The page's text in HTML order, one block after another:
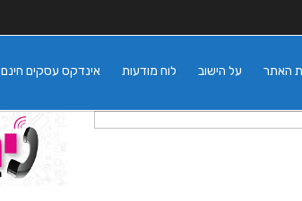
אינדקס עסקים חינם לוח מודעות על הישוב האתר